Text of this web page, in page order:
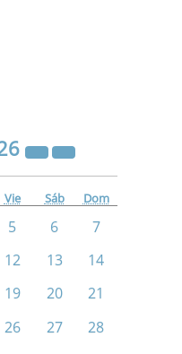
Vie Sáb Dom
5 6
7
12 13
14
19 20
21
26 27
28